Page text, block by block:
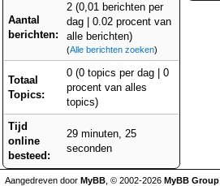
Aantal
berichten:
2 (0,01 berichten per
dag | 0.02 procent van
alle berichten)
(Alle berichten zoeken)
Totaal
Topics:
0 (0 topics per dag | 0
procent van alles
topics)
Tijd
online
besteed:
29 minuten, 25
seconden
Aangedreven door MyBB , © 2002-2026 MyBB Group